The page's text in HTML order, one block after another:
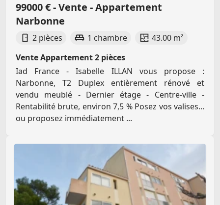
99000 € - Vente - Appartement
Narbonne
2 pièces 1 chambre
43.00 m²
Vente Appartement 2 pièces
Iad France - Isabelle ILLAN vous propose :
Narbonne, T2 Duplex entièrement rénové et
vendu meublé - Dernier étage - Centre-ville -
Rentabilité brute, environ 7,5 % Posez vos valises...
ou proposez immédiatement ...